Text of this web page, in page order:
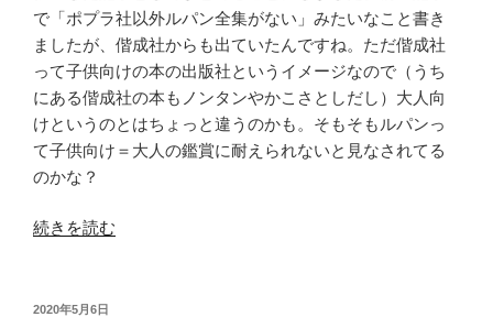
想
#27〜
#32”
の
で「ポプラ社以外ルパン全集がない」みたいなこと書き
ましたが、偕成社からも出ていたんですね。ただ偕成社
って子供向けの本の出版社というイメージなので（うち
にある偕成社の本もノンタンやかこさとしだし）大人向
けというのとはちょっと違うのかも。そもそもルパンっ
て子供向け＝大人の鑑賞に耐えられないと見なされてる
のかな？
“ア
チ
続きを読む
投
2020年5月6日